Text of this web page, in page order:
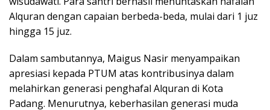
Alquran dengan capaian berbeda-beda, mulai dari 1 juz
hingga 15 juz.
Dalam sambutannya, Maigus Nasir menyampaikan
apresiasi kepada PTUM atas kontribusinya dalam
melahirkan generasi penghafal Alquran di Kota
Padang. Menurutnya, keberhasilan generasi muda